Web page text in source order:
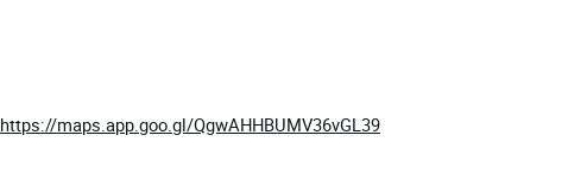
https://maps.app.goo.gl/QgwAHHBUMV36vGL39